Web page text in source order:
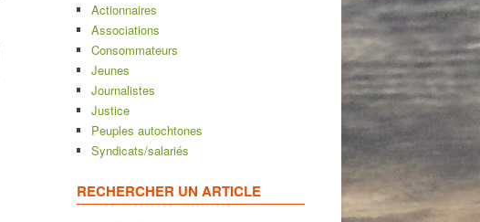
Actionnaires
Associations
Consommateurs
Jeunes
Journalistes
Justice
Peuples autochtones
Syndicats/salariés
RECHERCHER UN ARTICLE